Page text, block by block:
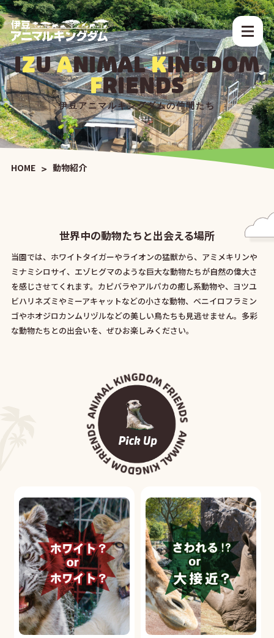
IZUANIMALKINGDOM
FRIENDS
伊豆アニマルキングダムの仲間たち
HOME 動物紹介
世界中の動物たちと出会える場所
当園では、ホワイトタイガーやライオンの猛獣から、アミメキリンや
ミナミシロサイ、エゾヒグマのような巨大な動物たちが自然の偉大さ
を感じさせてくれます。カピバラやアルパカの癒し系動物や、ヨツユ
ビハリネズミやミーアキャットなどの小さな動物、ベニイロフラミン
ゴやホオジロカンムリヅルなどの美しい鳥たちも見逃せません。多彩
な動物たちとの出会いを、ぜひお楽しみください。